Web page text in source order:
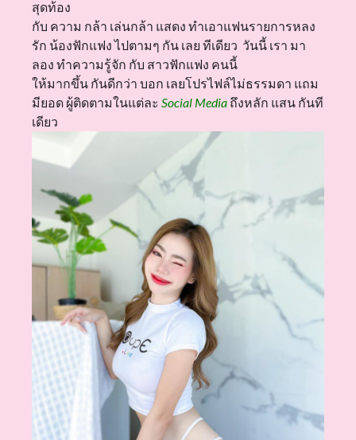
สุดท้อง
กับ ความ กล้า เล่นกล้า แสดง ทำเอาแฟนรายการหลง
รัก น้องฟักแฟง ไปตามๆ กัน เลย ทีเดียว วันนี้ เรา มา
ลอง ทำความรู้จัก กับ สาวฟักแฟง คนนี้
ให้มากขึ้น กันดีกว่า บอก เลยโปรไฟล์ไม่ธรรมดา แถม
มียอด ผู้ติดตามในแต่ละ Social Media ถึงหลัก แสน กันที
เดียว